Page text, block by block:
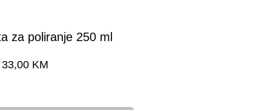
za poliranje 250 ml
33,00 KMCijena